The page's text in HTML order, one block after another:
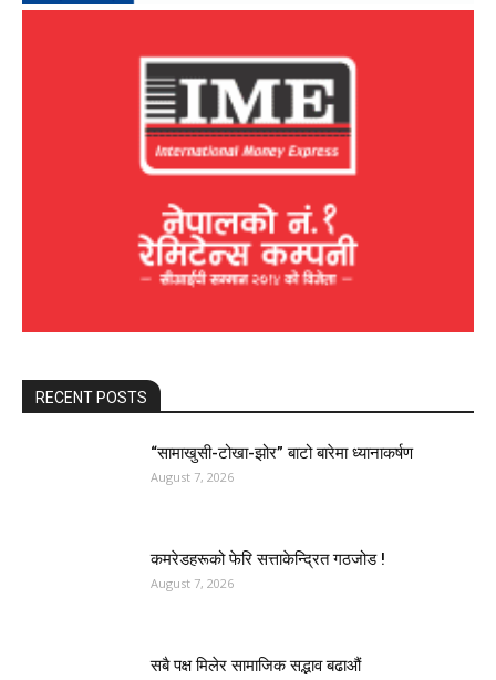
RECENT POSTS
“सामाखुसी-टोखा-झोर” बाटो बारेमा ध्यानाकर्षण
August 7, 2026
कमरेडहरूको फेरि सत्ताकेन्द्रित गठजोड !
August 7, 2026
सबै पक्ष मिलेर सामाजिक सद्भाव बढाऔं